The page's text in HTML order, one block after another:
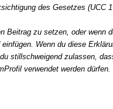
des Gesetzes (UCC
Beitrag zu setzen, oder wenn
Wenn du diese
stillschweigend zulassen,
verwendet werden dürfen.